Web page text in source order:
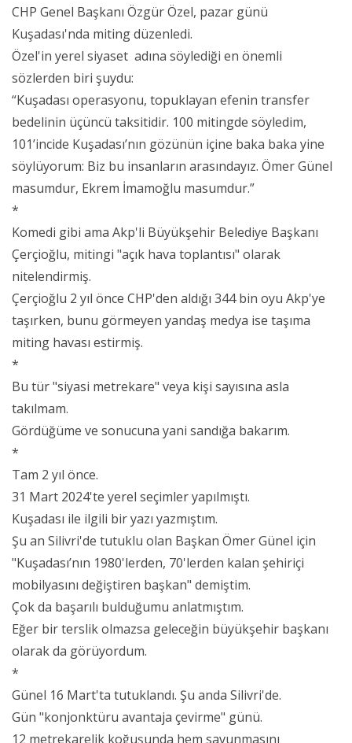
CHP Genel Başkanı Özgür Özel, pazar günü
Kuşadası'nda miting düzenledi.
Özel'in yerel siyaset adına söylediği en önemli
sözlerden biri şuydu:
“Kuşadası operasyonu, topuklayan efenin transfer
bedelinin üçüncü taksitidir. 100 mitingde söyledim,
101’incide Kuşadası’nın gözünün içine baka baka yine
söylüyorum: Biz bu insanların arasındayız. Ömer Günel
masumdur, Ekrem İmamoğlu masumdur.”
*
Komedi gibi ama Akp'li Büyükşehir Belediye Başkanı
Çerçioğlu, mitingi "açık hava toplantısı" olarak
nitelendirmiş.
Çerçioğlu 2 yıl önce CHP'den aldığı 344 bin oyu Akp'ye
taşırken, bunu görmeyen yandaş medya ise taşıma
miting havası estirmiş.
*
Bu tür "siyasi metrekare" veya kişi sayısına asla
takılmam.
Gördüğüme ve sonucuna yani sandığa bakarım.
*
Tam 2 yıl önce.
31 Mart 2024'te yerel seçimler yapılmıştı.
Kuşadası ile ilgili bir yazı yazmıştım.
Şu an Silivri'de tutuklu olan Başkan Ömer Günel için
"Kuşadası’nın 1980'lerden, 70'lerden kalan şehiriçi
mobilyasını değiştiren başkan" demiştim.
Çok da başarılı bulduğumu anlatmıştım.
Eğer bir terslik olmazsa geleceğin büyükşehir başkanı
olarak da görüyordum.
*
Günel 16 Mart'ta tutuklandı. Şu anda Silivri'de.
Gün "konjonktüru avantaja çevirme" günü.
12 metrekarelik koğuşunda hem savunmasını